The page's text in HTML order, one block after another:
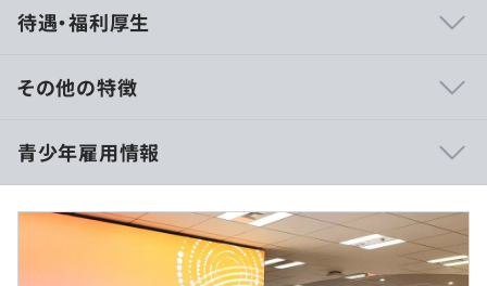
分厚い仕様書やクライアントからのリクエストに縛られる
つながるのか、どんな機能が必要になるのか、市場のニー
ズを先取りし、顧客のメリットや目的を自分の頭で考え
す。
◆仕事の進め方は、個人の裁量に任されます
時間的拘束や開発テーマの押し付けなど、クリエイティブ
な仕事の障害になるものは可能な限り取り去りました。ワ
待遇・福利厚生
※選考結果により470万円〜600万円の範囲で年俸を提示
します。
◎実力主義の給与体系・評価制度を導入しています。
【年俸470万円〜500万円の場合】
その他の特徴
青少年雇用情報
過去３年間の新卒採用者数・離職者数